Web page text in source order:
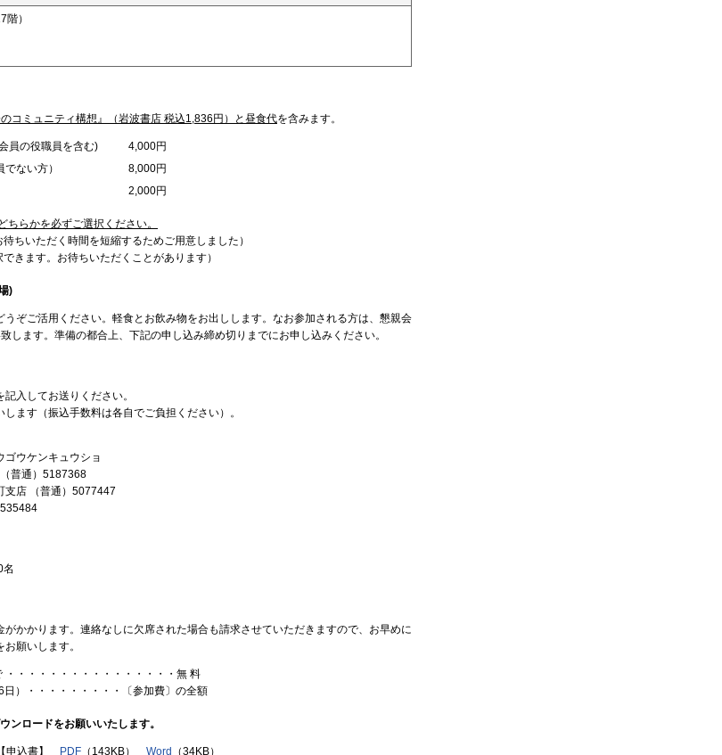
）
のコミュニティ構想』（岩波書店 税込1,836円）と昼食代を含みます。
員の役職員を含む)
4,000円
ない方）
8,000円
2,000円
ちらかを必ずご選択ください。
いただく時間を短縮するためご用意しました）
ます。お待ちいただくことがあります）
)
ぞご活用ください。軽食とお飲み物をお出しします。なお参加される方は、懇親会
します。準備の都合上、下記の申し込み締め切りまでにお申し込みください。
入してお送りください。
ます（振込手数料は各自でご負担ください）。
ウケンキュウショ
普通）5187368
店 （普通）5077447
かかります。連絡なしに欠席された場合も請求させていただきますので、お早めに
願いします。
・・・・・・・・・・・・・・・・無 料
）・・・・・・・・・〔参加費〕の全額
ンロードをお願いいたします。
申込書】 PDF （143KB） Word （34KB）